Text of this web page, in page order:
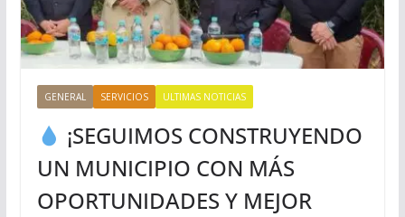
GENERAL SERVICIOS ULTIMAS NOTICIAS
¡SEGUIMOS CONSTRUYENDO
UN MUNICIPIO CON MÁS
OPORTUNIDADES Y MEJOR